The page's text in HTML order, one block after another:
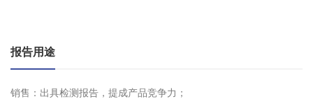
报告用途
销售：出具检测报告，提成产品竞争力；